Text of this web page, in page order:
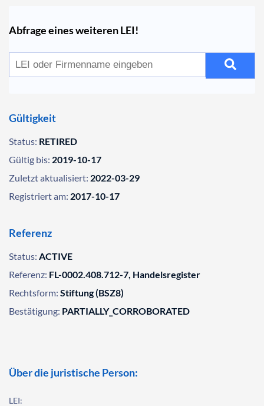
Abfrage eines weiteren LEI!
Gültigkeit
Status: RETIRED
Gültig bis: 2019-10-17
Zuletzt aktualisiert: 2022-03-29
Registriert am: 2017-10-17
Referenz
Status: ACTIVE
Referenz: FL-0002.408.712-7, Handelsregister
Rechtsform: Stiftung (BSZ8)
Bestätigung: PARTIALLY_CORROBORATED
Über die juristische Person:
LEI: